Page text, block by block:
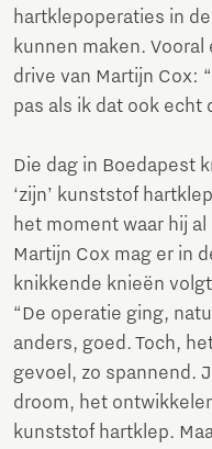
hartklepoperaties in
kunnen maken.
drive van Martijn Cox:
pas als ik dat ook echt
Die dag in Boedapest
‘zijn’ kunststof
het moment waar hij
Martijn Cox mag er in
knikkende knieën
“De operatie ging,
anders, goed. Toch,
gevoel, zo spannend.
droom, het
kunststof hartklep.